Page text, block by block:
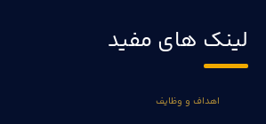
لینک های مفید
اهداف و وظایف